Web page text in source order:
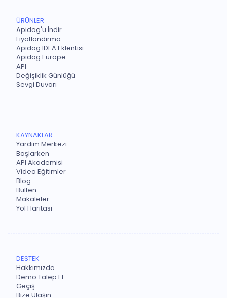
ÜRÜNLER
Apidog'u İndir
Fiyatlandırma
Apidog IDEA Eklentisi
Apidog Europe
API
Değişiklik Günlüğü
Sevgi Duvarı
KAYNAKLAR
Yardım Merkezi
Başlarken
API Akademisi
Video Eğitimler
Blog
Bülten
Makaleler
Yol Haritası
DESTEK
Hakkımızda
Demo Talep Et
Geçiş
Bize Ulaşın